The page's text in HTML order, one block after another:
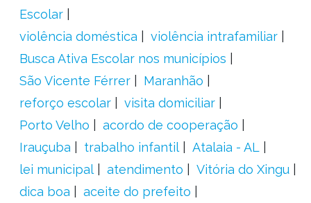
Escolar
violência doméstica
violência intrafamiliar
Busca Ativa Escolar nos municípios
São Vicente Férrer
Maranhão
reforço escolar
visita domiciliar
Porto Velho
acordo de cooperação
Irauçuba
trabalho infantil
Atalaia - AL
lei municipal
atendimento
Vitória do Xingu
dica boa
aceite do prefeito